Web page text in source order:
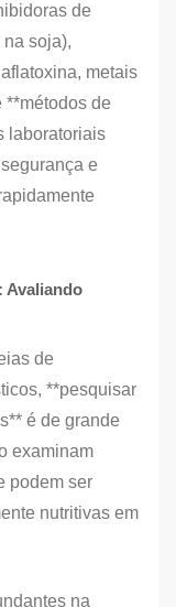
de
soja),
metais
**métodos de
laboratoriais
e
Avaliando
de
**pesquisar
é de grande
examinam
podem ser
nutritivas em
na